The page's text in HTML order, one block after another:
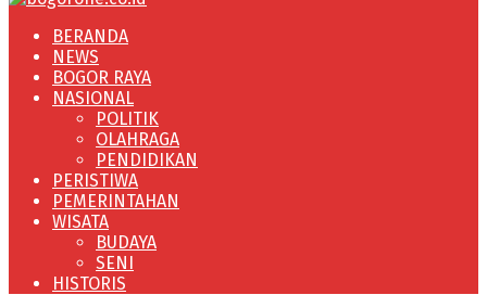
BERANDA
NEWS
BOGOR RAYA
NASIONAL
POLITIK
OLAHRAGA
PENDIDIKAN
PERISTIWA
PEMERINTAHAN
WISATA
BUDAYA
SENI
HISTORIS